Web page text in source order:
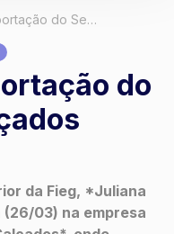
do Se…
do
da Fieg, *Juliana
03) na empresa